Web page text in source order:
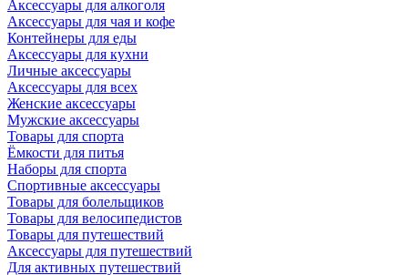
Аксессуары для алкоголя
Аксессуары для чая и кофе
Контейнеры для еды
Аксессуары для кухни
Личные аксессуары
Аксессуары для всех
Женские аксессуары
Мужские аксессуары
Товары для спорта
Ёмкости для питья
Наборы для спорта
Спортивные аксессуары
Товары для болельщиков
Товары для велосипедистов
Товары для путешествий
Аксессуары для путешествий
Для активных путешествий